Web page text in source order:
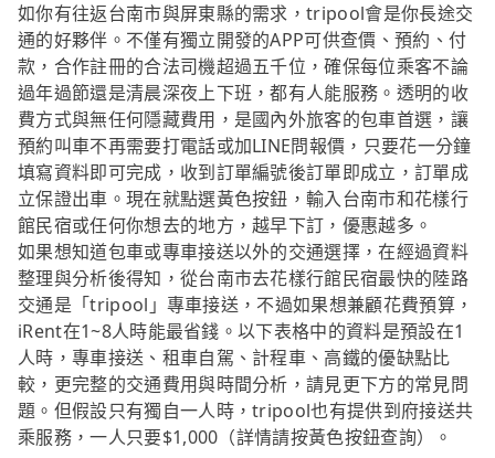
如你有往返台南市與屏東縣的需求，tripool會是你長途交
通的好夥伴。不僅有獨立開發的APP可供查價、預約、付
款，合作註冊的合法司機超過五千位，確保每位乘客不論
過年過節還是清晨深夜上下班，都有人能服務。透明的收
費方式與無任何隱藏費用，是國內外旅客的包車首選，讓
預約叫車不再需要打電話或加LINE問報價，只要花一分鐘
填寫資料即可完成，收到訂單編號後訂單即成立，訂單成
立保證出車。現在就點選黃色按鈕，輸入台南市和花樣行
館民宿或任何你想去的地方，越早下訂，優惠越多。
如果想知道包車或專車接送以外的交通選擇，在經過資料
整理與分析後得知，從台南市去花樣行館民宿最快的陸路
交通是「tripool」專車接送，不過如果想兼顧花費預算，
iRent在1~8人時能最省錢。以下表格中的資料是預設在1
人時，專車接送、租車自駕、計程車、高鐵的優缺點比
較，更完整的交通費用與時間分析，請見更下方的常見問
題。但假設只有獨自一人時，tripool也有提供到府接送共
乘服務，一人只要$1,000（詳情請按黃色按鈕查詢）。